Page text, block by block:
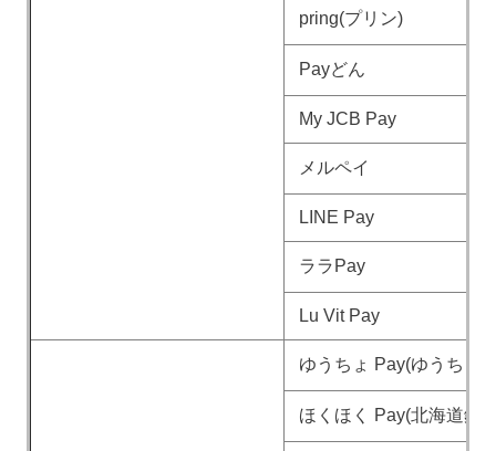
pring(プリン)
Payどん
My JCB Pay
メルペイ
LINE Pay
ララPay
Lu Vit Pay
ゆうちょ Pay(ゆうちょ
ほくほく Pay(北海道銀